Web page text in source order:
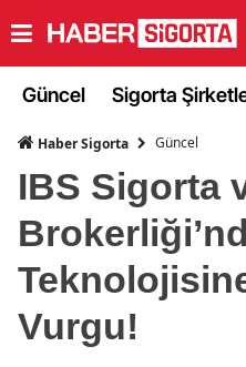
Güncel Sigorta
Haber Sigorta Güncel
IBS Sigorta
Vurgu!